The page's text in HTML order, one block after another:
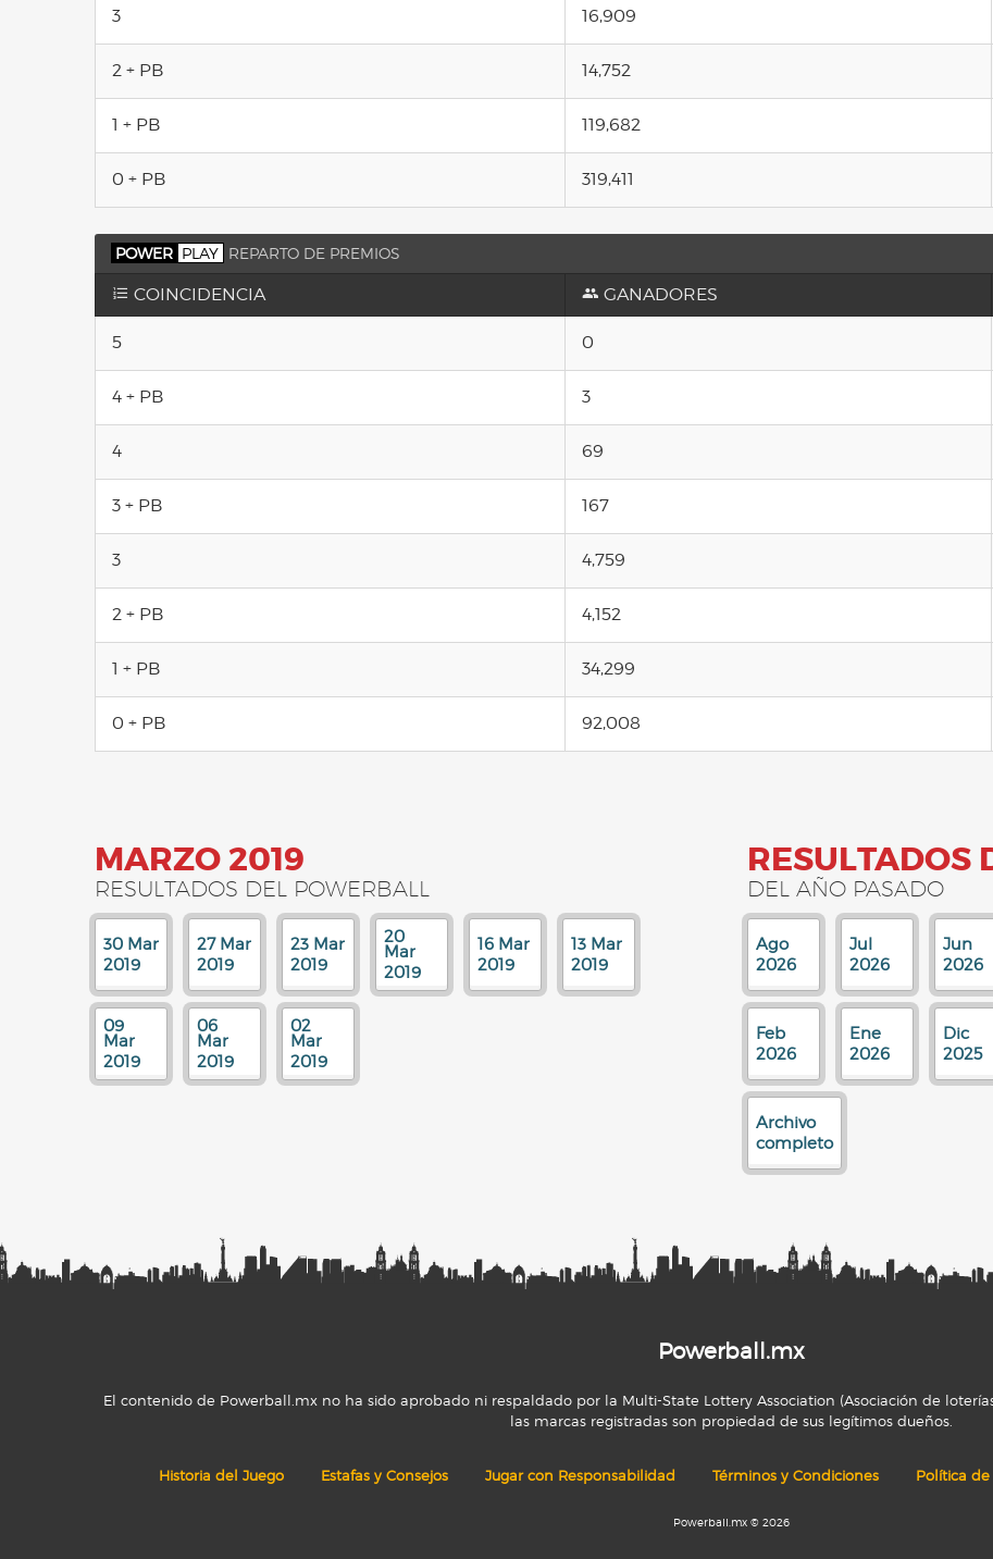
3 16,909
2 + PB 14,752
1 + PB 119,682
0 + PB 319,411
POWER PLAY REPARTO DE PREMIOS
COINCIDENCIA GANADORES
5 0
4 + PB 3
4 69
3 + PB 167
3 4,759
2 + PB 4,152
1 + PB 34,299
0 + PB 92,008
MARZO 2019
RESULTADOS DEL POWERBALL
30 Mar
2019
27 Mar
2019
23 Mar
2019
20
Mar
2019
16 Mar
2019
13 Mar
2019
09
Mar
2019
06
Mar
2019
02
Mar
2019
RESULTADOS
DEL AÑO PASADO
Ago
2026
Jul
2026
Jun
2026
Feb
2026
Ene
2026
Dic
2025
Archivo
completo
Powerball.mx
El contenido de Powerball.mx no ha sido aprobado ni respaldado por la Multi-State Lottery Association (Asociación de
las marcas registradas son propiedad de sus legítimos dueños.
Historia del Juego Estafas y Consejos Jugar con Responsabilidad Términos y Condiciones Política de
Powerball.mx © 2026